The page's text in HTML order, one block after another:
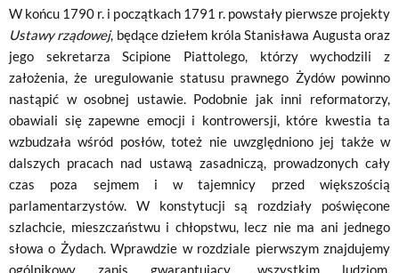
W końcu 1790 r. i początkach 1791 r. powstały pierwsze projekty
Ustawy rządowej, będące dziełem króla Stanisława Augusta oraz
jego sekretarza Scipione Piattolego, którzy wychodzili z
założenia, że uregulowanie statusu prawnego Żydów powinno
nastąpić w osobnej ustawie. Podobnie jak inni reformatorzy,
obawiali się zapewne emocji i kontrowersji, które kwestia ta
wzbudzała wśród posłów, toteż nie uwzględniono jej także w
dalszych pracach nad ustawą zasadniczą, prowadzonych cały
czas poza sejmem i w tajemnicy przed większością
parlamentarzystów. W konstytucji są rozdziały poświęcone
szlachcie, mieszczaństwu i chłopstwu, lecz nie ma ani jednego
słowa o Żydach. Wprawdzie w rozdziale pierwszym znajdujemy
ogólnikowy zapis gwarantujący „wszystkim ludziom,